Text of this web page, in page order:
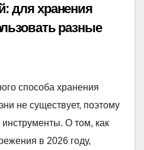
для хранения
разные
способа хранения
не существует, поэтому
О том, как
в 2026 году,